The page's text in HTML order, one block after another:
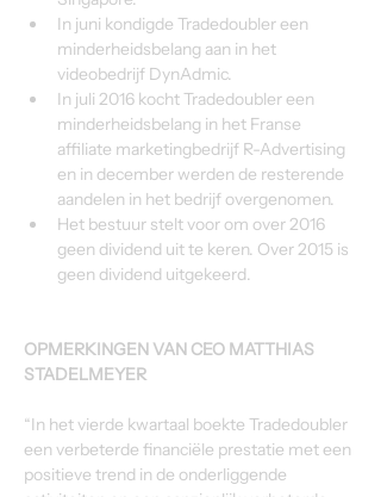
In juni kondigde Tradedoubler een
minderheidsbelang aan in het
videobedrijf DynAdmic.
In juli 2016 kocht Tradedoubler een
minderheidsbelang in het Franse
affiliate marketingbedrijf R-Advertising
en in december werden de resterende
aandelen in het bedrijf overgenomen.
Het bestuur stelt voor om over 2016
geen dividend uit te keren. Over 2015 is
geen dividend uitgekeerd.
OPMERKINGEN VAN CEO MATTHIAS
STADELMEYER
“In het vierde kwartaal boekte Tradedoubler
een verbeterde financiële prestatie met een
positieve trend in de onderliggende